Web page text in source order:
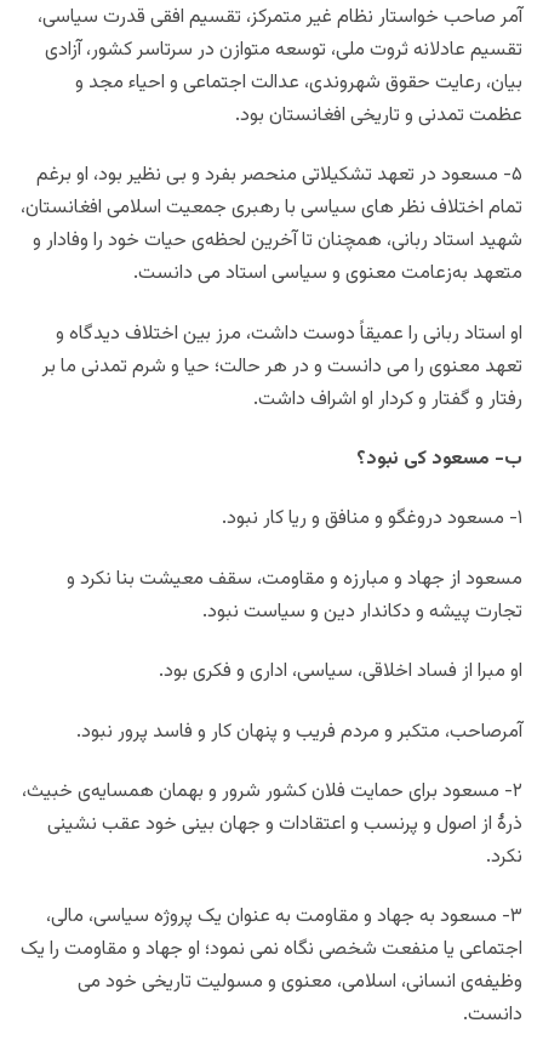
آمر صاحب خواستار نظام غیر متمرکز، تقسیم افقی قدرت سیاسی،
تقسیم عادلانه ثروت ملی، توسعه متوازن در سرتاسر کشور، آزادی
بیان، رعایت حقوق شهروندی، عدالت اجتماعی و احیاء مجد و
عظمت تمدنی و تاریخی افغانستان بود.
۵- مسعود در تعهد تشکیلاتی منحصر بفرد و بی نظیر بود، او برغم
تمام اختلاف نظر های سیاسی با رهبری جمعیت اسلامی افغانستان،
شهید استاد ربانی، همچنان تا آخرین لحظه‌ی حیات خود را وفادار و
متعهد به‌زعامت معنوی و سیاسی استاد می دانست.
او استاد ربانی را عمیقاً دوست داشت، مرز بین اختلاف دیدگاه و
تعهد معنوی را می دانست و در هر حالت؛ حیا و شرم تمدنی ما بر
رفتار و گفتار و کردار او اشراف داشت.
ب- مسعود کی نبود؟
۱- مسعود دروغگو و منافق و ریا کار نبود.
مسعود از جهاد و مبارزه و مقاومت، سقف معیشت بنا نکرد و
تجارت پیشه و دکاندار دین و سیاست نبود.
او مبرا از فساد اخلاقی، سیاسی، اداری و فکری بود.
آمرصاحب، متکبر و مردم فریب و پنهان کار و فاسد پرور نبود.
۲- مسعود برای حمایت فلان کشور شرور و بهمان همسایه‌ی خبیث،
ذرهٔ از اصول و پرنسب و اعتقادات و جهان بینی خود عقب نشینی
نکرد.
۳- مسعود به جهاد و مقاومت به عنوان یک پروژه سیاسی، مالی،
اجتماعی یا منفعت شخصی نگاه نمی نمود؛ او جهاد و مقاومت را یک
وظیفه‌ی انسانی، اسلامی، معنوی و مسولیت تاریخی خود می
دانست.